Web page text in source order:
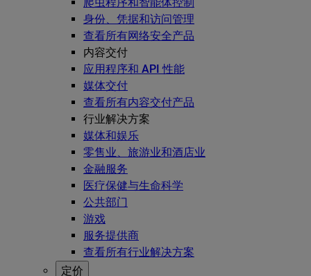
爬虫程序和智能体控制
身份、凭据和访问管理
查看所有网络安全产品
内容交付
应用程序和 API 性能
媒体交付
查看所有内容交付产品
行业解决方案
媒体和娱乐
零售业、旅游业和酒店业
金融服务
医疗保健与生命科学
公共部门
游戏
服务提供商
查看所有行业解决方案
定价